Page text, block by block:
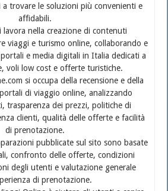
trovare le soluzioni più convenienti e
affidabili.
lavora nella creazione di contenuti
viaggi e turismo online, collaborando e
e media digitali in Italia dedicati a
voli low cost e offerte turistiche.
si occupa della recensione e della
di viaggio online, analizzando
trasparenza dei prezzi, politiche di
clienti, qualità delle offerte e facilità
di prenotazione.
pubblicate sul sito sono basate
confronto delle offerte, condizioni
degli utenti e valutazione generale
di prenotazione.